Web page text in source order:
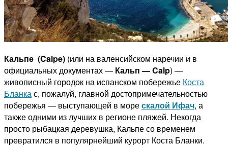
Кальпе (Calpe) (или на валенсийском наречии и в
официальных документах — Кальп — Calp) —
живописный городок на испанском побережье Коста
Бланкас, пожалуй, главной достопримечательностью
побережья — выступающей в морескалой Ифач, а
также одними из лучших в регионе пляжей. Некогда
просто рыбацкая деревушка, Кальпе со временем
превратился в популярнейший курорт Коста Бланки.